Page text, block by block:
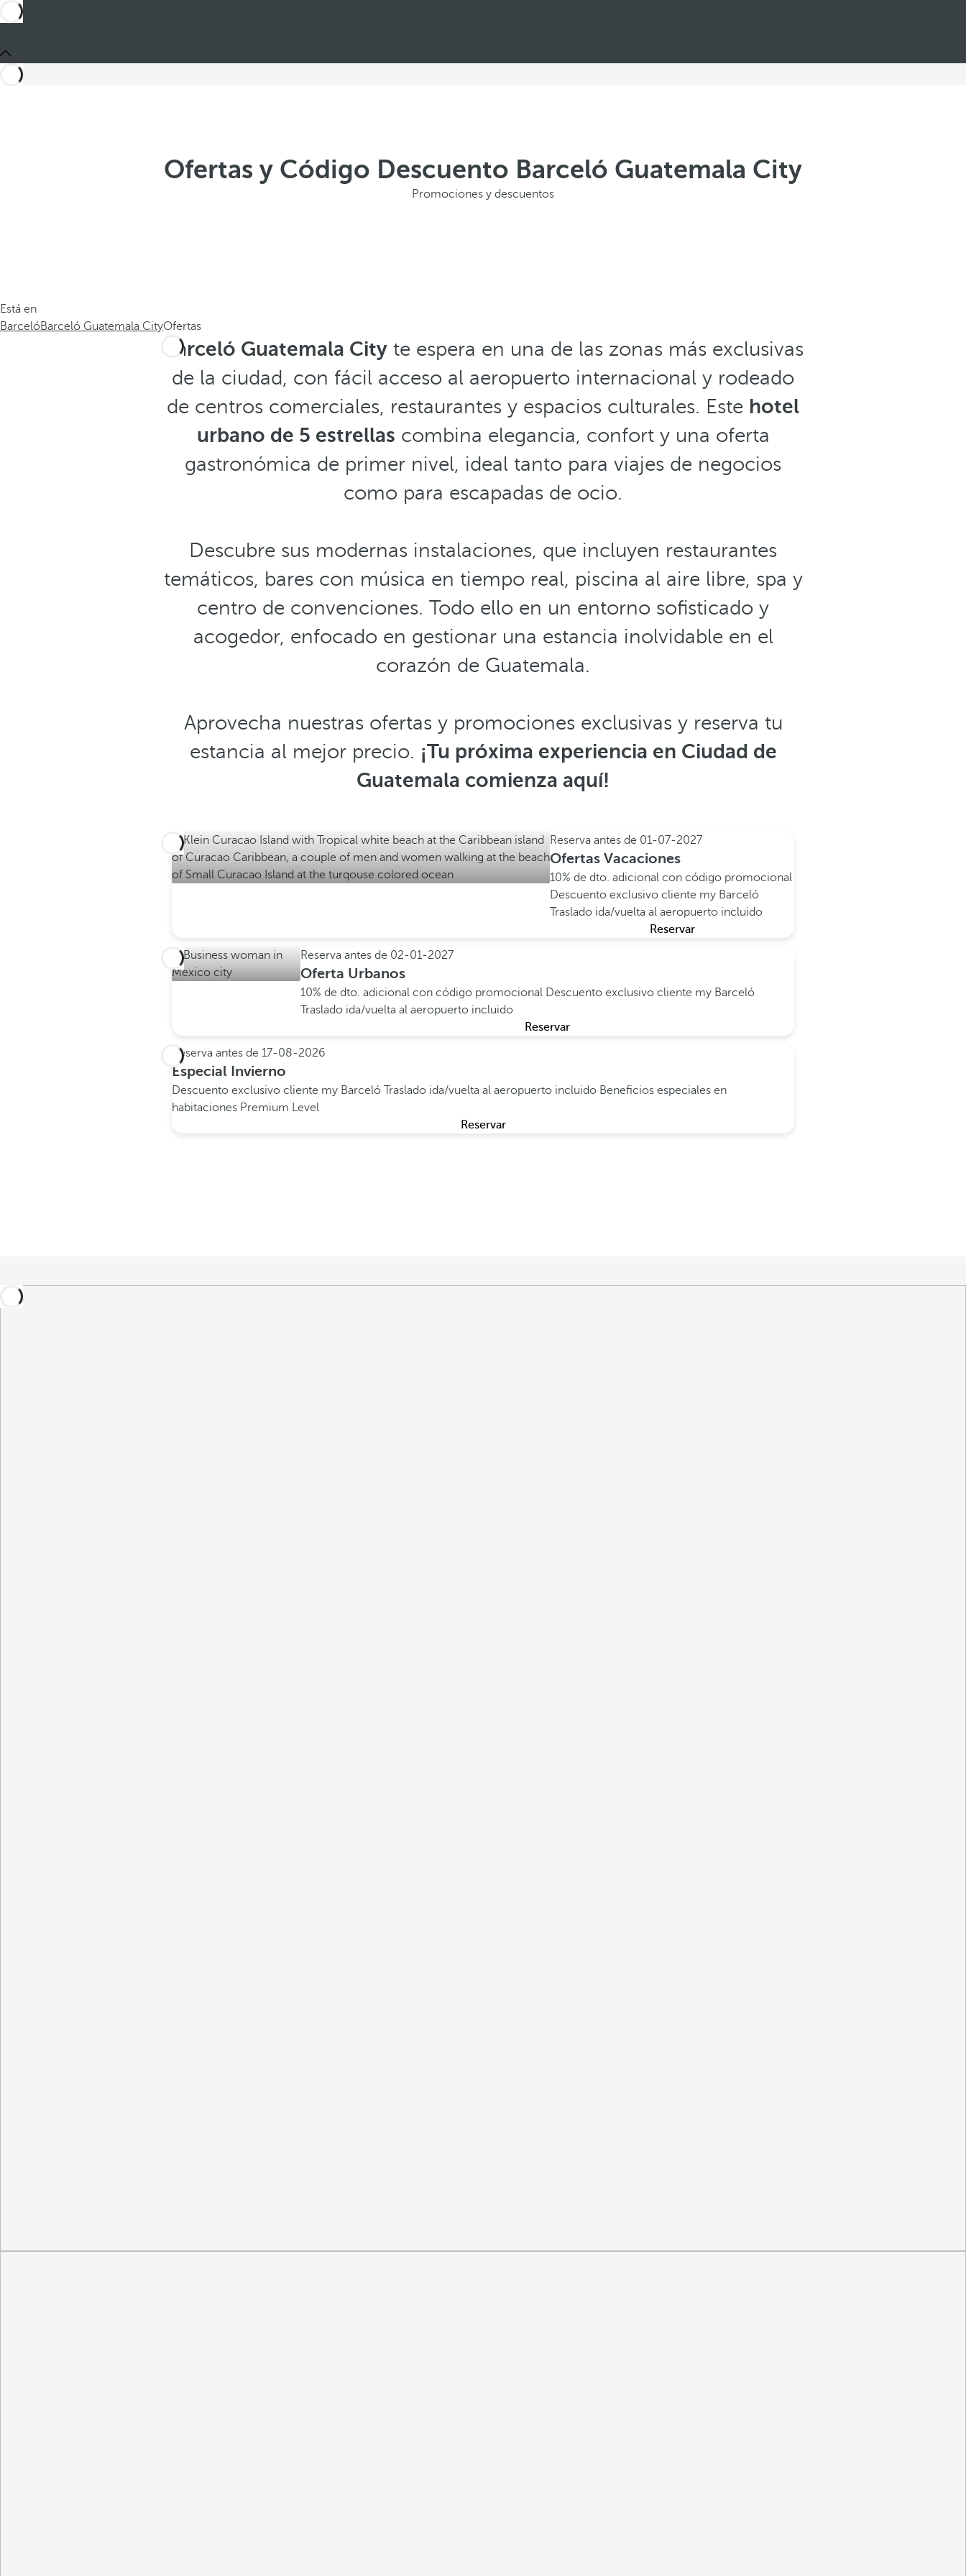
Ofertas y Código Descuento Barceló Guatemala City
Promociones y descuentos
Está en
BarcelóBarceló Guatemala CityOfertas
Barceló Guatemala Cityte espera en una de las zonas más exclusivas
de la ciudad, con fácil acceso al aeropuerto internacional y rodeado
de centros comerciales, restaurantes y espacios culturales. Este hotel
urbano de 5 estrellas combina elegancia, confort y una oferta
gastronómica de primer nivel, ideal tanto para viajes de negocios
como para escapadas de ocio.
Descubre sus modernas instalaciones, que incluyen restaurantes
temáticos, bares con música en tiempo real, piscina al aire libre, spa y
centro de convenciones. Todo ello en un entorno sofisticado y
acogedor, enfocado en gestionar una estancia inolvidable en el
corazón de Guatemala.
Aprovecha nuestras ofertas y promociones exclusivas y reserva tu
estancia al mejor precio. ¡Tu próxima experiencia en Ciudad de
Guatemala comienza aquí!
Reserva antes de 01-07-2027
Ofertas Vacaciones
10% de dto. adicional con código promocional
Descuento exclusivo cliente my Barceló
Traslado ida/vuelta al aeropuerto incluido
Reservar
Reserva antes de 02-01-2027
Oferta Urbanos
10% de dto. adicional con código promocional Descuento exclusivo cliente my Barceló
Traslado ida/vuelta al aeropuerto incluido
Reservar
Reserva antes de 17-08-2026
Especial Invierno
Descuento exclusivo cliente my Barceló Traslado ida/vuelta al aeropuerto incluido Beneficios especiales en
habitaciones Premium Level
Reservar